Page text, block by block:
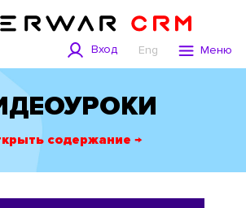
Вход Eng Меню
содержание →